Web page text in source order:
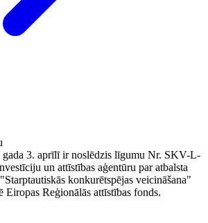
3. aprīlī ir noslēdzis līgumu Nr. SKV-L-
un attīstības aģentūru par atbalsta
konkurētspējas veicināšana"
Eiropas Reģionālās attīstības fonds.